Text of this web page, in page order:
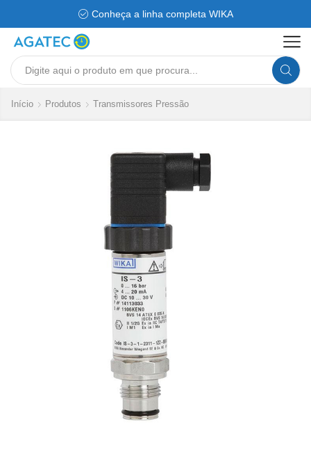
Conheça a linha completa WIKA
Search
Início Produtos Transmissores Pressão